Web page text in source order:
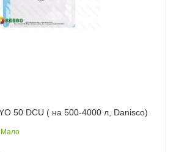
50 DCU ( на 500-4000 л, Danisco)
Мало